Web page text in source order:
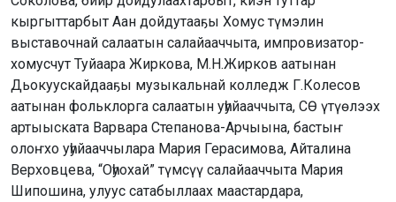
кыргыттарбыт Аан дойдутааҕы Хомус түмэлин
выставочнай салаатын салайааччыта, импровизатор-
хомусчут Туйаара Жиркова, М.Н.Жирков аатынан
Дьокуускайдааҕы музыкальнай колледж Г.Колесов
аатынан фольклорга салаатын уһуйааччыта, СӨ үтүөлээх
артыыската Варвара Степанова-Арчыына, бастыҥ
олоҥхо уһуйааччылара Мария Герасимова, Айталина
Верховцева, “Оһуохай” түмсүү салайааччыта Мария
Шипошина, улуус сатабыллаах маастардара,